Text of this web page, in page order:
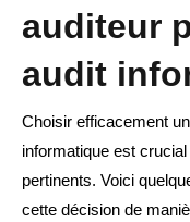
auditeur
audit
Choisir efficacement
informatique est
pertinents. Voici
cette décision de